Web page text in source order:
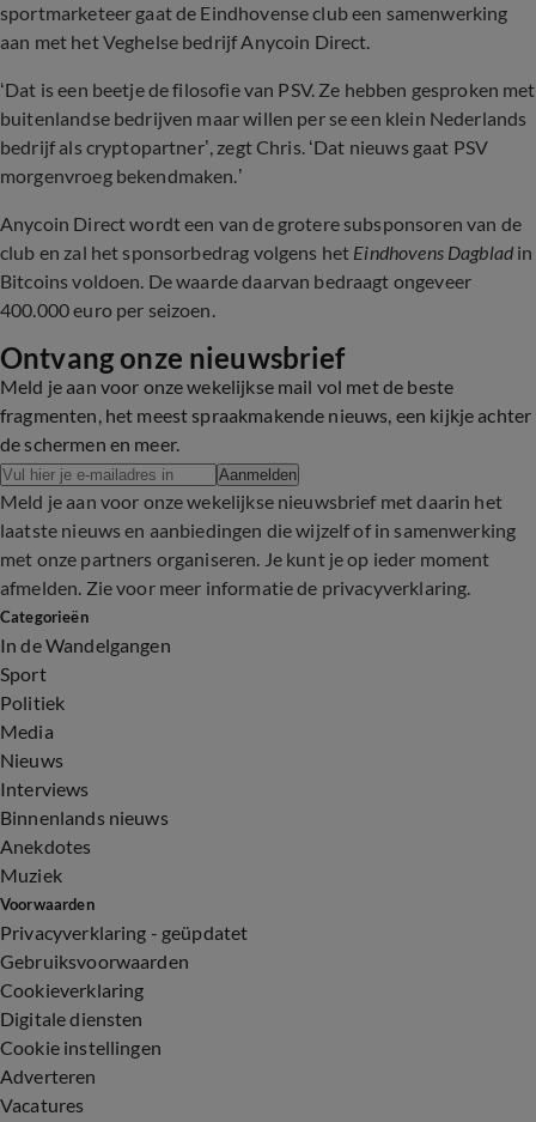
sportmarketeer gaat de Eindhovense club een samenwerking
aan met het Veghelse bedrijf Anycoin Direct.
‘Dat is een beetje de filosofie van PSV. Ze hebben gesproken met
buitenlandse bedrijven maar willen per se een klein Nederlands
bedrijf als cryptopartner’, zegt Chris. ‘Dat nieuws gaat PSV
morgenvroeg bekendmaken.’
Anycoin Direct wordt een van de grotere subsponsoren van de
club en zal het sponsorbedrag volgens het Eindhovens Dagblad in
Bitcoins voldoen. De waarde daarvan bedraagt ongeveer
400.000 euro per seizoen.
Ontvang onze nieuwsbrief
Meld je aan voor onze wekelijkse mail vol met de beste
fragmenten, het meest spraakmakende nieuws, een kijkje achter
de schermen en meer.
Aanmelden
Meld je aan voor onze wekelijkse nieuwsbrief met daarin het
laatste nieuws en aanbiedingen die wijzelf of in samenwerking
met onze partners organiseren. Je kunt je op ieder moment
afmelden. Zie voor meer informatie de privacyverklaring.
Categorieën
In de Wandelgangen
Sport
Politiek
Media
Nieuws
Interviews
Binnenlands nieuws
Anekdotes
Muziek
Voorwaarden
Privacyverklaring - geüpdatet
Gebruiksvoorwaarden
Cookieverklaring
Digitale diensten
Cookie instellingen
Adverteren
Vacatures